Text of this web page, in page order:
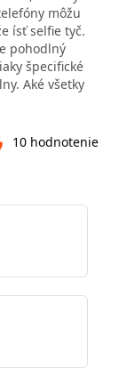
môžu
ísť selfie tyč.
pohodlný
špecifické
Aké všetky
10 hodnotenie